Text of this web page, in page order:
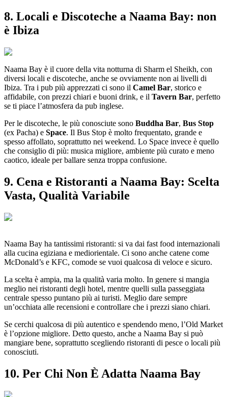
8. Locali e Discoteche a Naama Bay: non
è Ibiza
Naama Bay è il cuore della vita notturna di Sharm el Sheikh, con
diversi locali e discoteche, anche se ovviamente non ai livelli di
Ibiza. Tra i pub più apprezzati ci sono il Camel Bar, storico e
affidabile, con prezzi chiari e buoni drink, e il Tavern Bar, perfetto
se ti piace l’atmosfera da pub inglese.
Per le discoteche, le più conosciute sono Buddha Bar, Bus Stop
(ex Pacha) e Space. Il Bus Stop è molto frequentato, grande e
spesso affollato, soprattutto nei weekend. Lo Space invece è quello
che consiglio di più: musica migliore, ambiente più curato e meno
caotico, ideale per ballare senza troppa confusione.
9. Cena e Ristoranti a Naama Bay: Scelta
Vasta, Qualità Variabile
Naama Bay ha tantissimi ristoranti: si va dai fast food internazionali
alla cucina egiziana e mediorientale. Ci sono anche catene come
McDonald’s e KFC, comode se vuoi qualcosa di veloce e sicuro.
La scelta è ampia, ma la qualità varia molto. In genere si mangia
meglio nei ristoranti degli hotel, mentre quelli sulla passeggiata
centrale spesso puntano più ai turisti. Meglio dare sempre
un’occhiata alle recensioni e controllare che i prezzi siano chiari.
Se cerchi qualcosa di più autentico e spendendo meno, l’Old Market
è l’opzione migliore. Detto questo, anche a Naama Bay si può
mangiare bene, soprattutto scegliendo ristoranti di pesce o locali più
conosciuti.
10. Per Chi Non È Adatta Naama Bay